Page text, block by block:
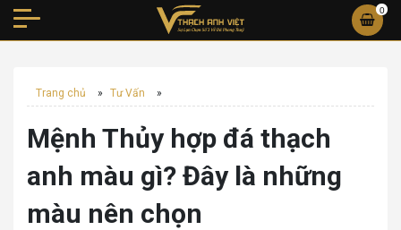
0
Trang chủ » Tư Vấn »
Mệnh Thủy hợp đá thạch
anh màu gì? Đây là những
màu nên chọn